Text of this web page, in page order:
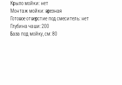
Крыло мойки: нет
Монтаж мойки: врезная
Готовое отверстие под смеситель: нет
Глубина чаши: 200
База под мойку, см: 80